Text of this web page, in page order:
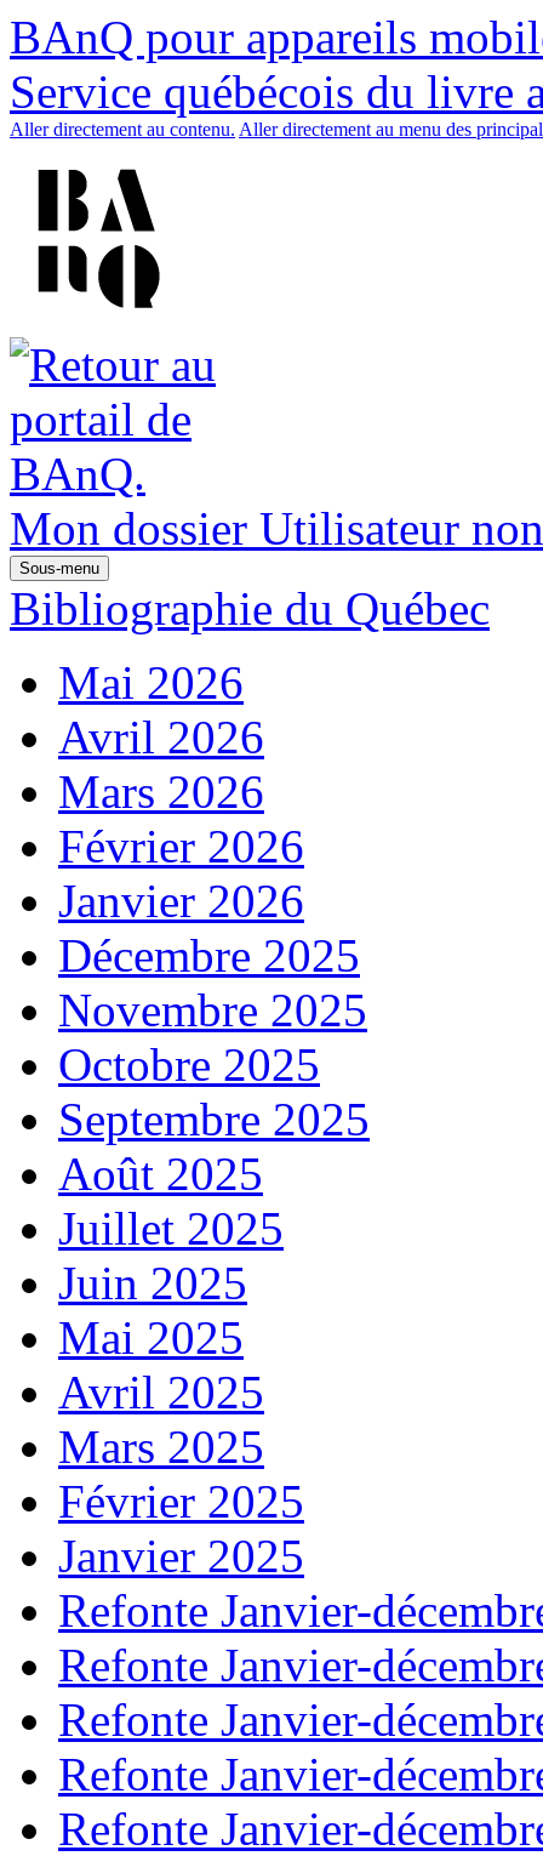
BAnQ pour appareils
Service québécois du livre
Aller directement au contenu. Aller directement au menu des
Mon dossier Utilisateur
Sous-menu
Bibliographie du Québec
Mai 2026
Avril 2026
Mars 2026
Février 2026
Janvier 2026
Décembre 2025
Novembre 2025
Octobre 2025
Septembre 2025
Août 2025
Juillet 2025
Juin 2025
Mai 2025
Avril 2025
Mars 2025
Février 2025
Janvier 2025
Refonte Janvier-
Refonte Janvier-
Refonte Janvier-
Refonte Janvier-
Refonte Janvier-